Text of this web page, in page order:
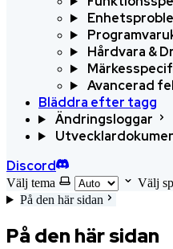
Hårdvara &
Avancerad
Bläddra efter tagg
Ändringsloggar
Discord
Välj tema
Välj
På den här sidan
På den här sidan